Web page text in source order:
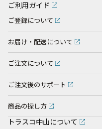
ご利用ガイド
ご登録について
お届け・配送について
ご注文について
ご注文後のサポート
商品の探し方
トラスコ中山について